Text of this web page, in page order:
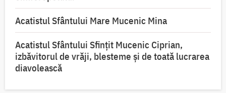
Acatistul Sfântului Mare Mucenic Mina
Acatistul Sfântului Sfințit Mucenic Ciprian,
izbăvitorul de vrăji, blesteme și de toată lucrarea
diavolească